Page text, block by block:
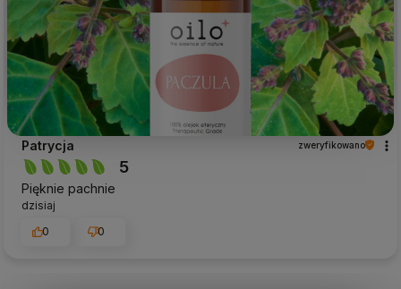
Patrycja zweryfikowano
5
Pięknie pachnie
dzisiaj
0
0